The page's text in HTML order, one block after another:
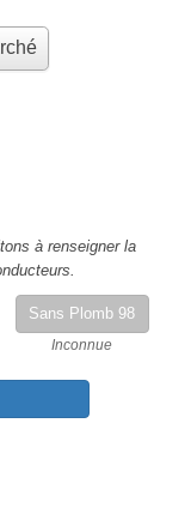
à renseigner la
Sans Plomb 98
Inconnue